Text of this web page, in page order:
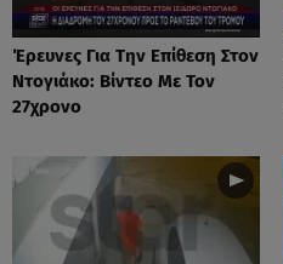
Έρευνες Για Την Επίθεση Στον
Ντογιάκο: Βίντεο Με Τον
27χρονο